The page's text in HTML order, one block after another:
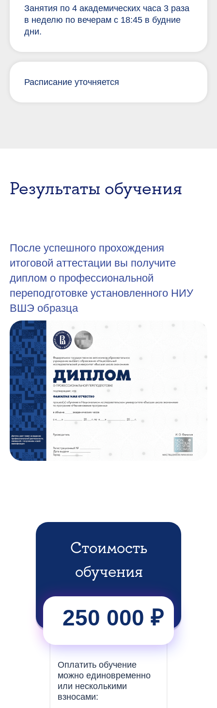
Занятия по 4 академических часа 3 раза
в неделю по вечерам с 18:45 в будние
дни.
Расписание уточняется
Результаты обучения
После успешного прохождения
итоговой аттестации вы получите
диплом о профессиональной
переподготовке установленного НИУ
ВШЭ образца
Стоимость
обучения
Оплатить обучение
можно единовременно
или несколькими
взносами:
250 000 ₽